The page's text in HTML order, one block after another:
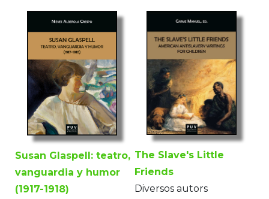
Susan Glaspell: teatro,
vanguardia y humor
(1917-1918)
The Slave's Little
Friends
Diversos autors